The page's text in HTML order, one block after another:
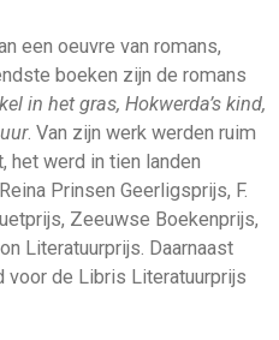
een oeuvre van romans,
boeken zijn de romans
in het gras, Hokwerda’s kind,
. Van zijn werk werden ruim
het werd in tien landen
Prinsen Geerligsprijs, F.
Zeeuwse Boekenprijs,
Literatuurprijs. Daarnaast
voor de Libris Literatuurprijs